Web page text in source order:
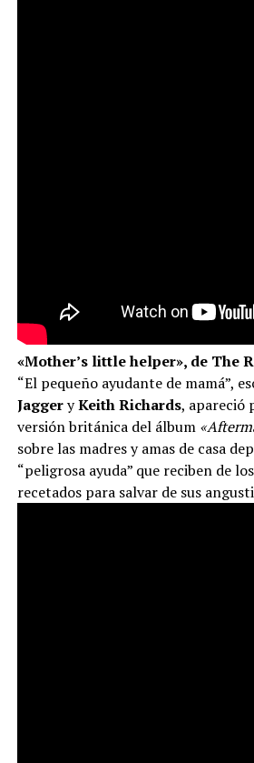
«Mother’s little helper», de The
“El pequeño ayudante de mamá”,
JaggeryKeith Richards, apareció
versión británica del álbum
sobre las madres y amas de casa
“peligrosa ayuda” que reciben de
recetados para salvar de sus